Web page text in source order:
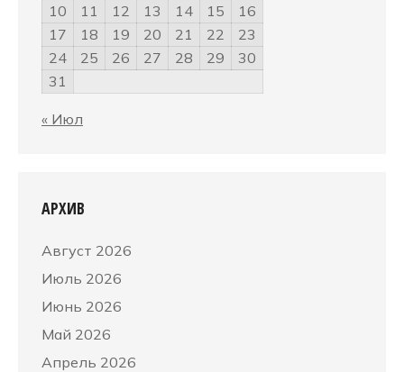
10
11 12 13 14 15
16
17
18 19 20 21 22
23
24
25 26 27 28 29
30
31
« Июл
АРХИВ
Август 2026
Июль 2026
Июнь 2026
Май 2026
Апрель 2026